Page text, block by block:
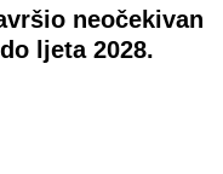
neočekivan
ljeta 2028.